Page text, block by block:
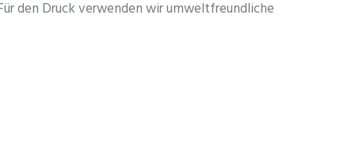
den Druck verwenden wir umweltfreundliche